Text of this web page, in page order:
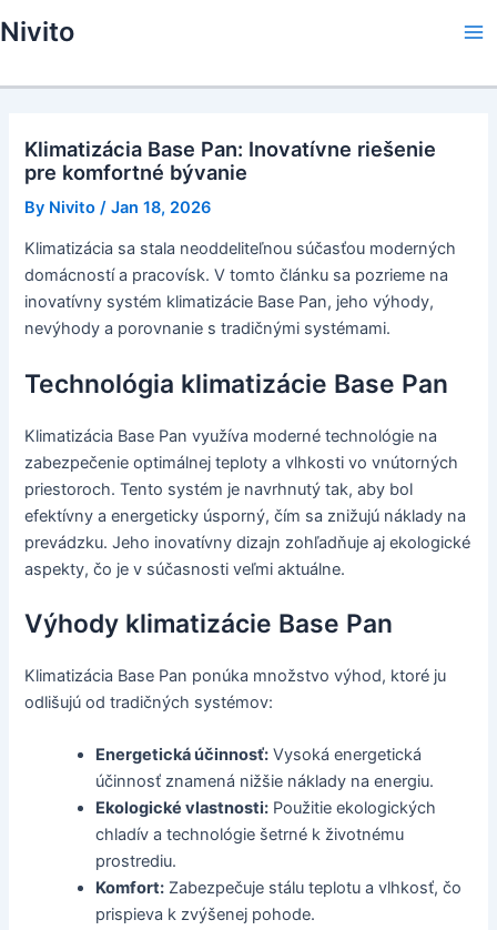
to
Nivito
Klimatizácia Base Pan: Inovatívne riešenie
pre komfortné bývanie
By Nivito /Jan 18, 2026
Klimatizácia sa stala neoddeliteľnou súčasťou moderných
domácností a pracovísk. V tomto článku sa pozrieme na
inovatívny systém klimatizácie Base Pan, jeho výhody,
nevýhody a porovnanie s tradičnými systémami.
Technológia klimatizácie Base Pan
Klimatizácia Base Pan využíva moderné technológie na
zabezpečenie optimálnej teploty a vlhkosti vo vnútorných
priestoroch. Tento systém je navrhnutý tak, aby bol
efektívny a energeticky úsporný, čím sa znižujú náklady na
prevádzku. Jeho inovatívny dizajn zohľadňuje aj ekologické
aspekty, čo je v súčasnosti veľmi aktuálne.
Výhody klimatizácie Base Pan
Klimatizácia Base Pan ponúka množstvo výhod, ktoré ju
odlišujú od tradičných systémov:
Energetická účinnosť: Vysoká energetická
účinnosť znamená nižšie náklady na energiu.
Ekologické vlastnosti: Použitie ekologických
chladív a technológie šetrné k životnému
prostrediu.
Komfort: Zabezpečuje stálu teplotu a vlhkosť, čo
prispieva k zvýšenej pohode.